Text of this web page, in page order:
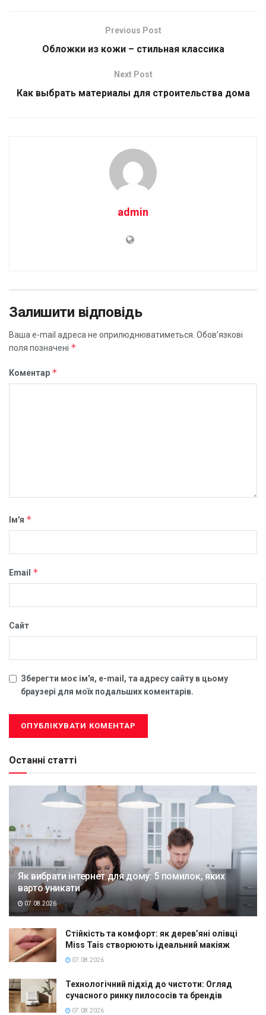
Previous Post
Обложки из кожи – стильная классика
Next Post
Как выбрать материалы для строительства дома
admin
Залишити відповідь
Ваша e-mail адреса не оприлюднюватиметься. Обов’язкові
поля позначені *
Коментар *
Ім'я *
Email *
Сайт
Зберегти моє ім'я, e-mail, та адресу сайту в цьому
браузері для моїх подальших коментарів.
Останні статті
Як вибрати інтернет для дому: 5 помилок, яких
варто уникати
07.08.2026
Стійкість та комфорт: як дерев’яні олівці
Miss Tais створюють ідеальний макіяж
07.08.2026
Технологічний підхід до чистоти: Огляд
сучасного ринку пилососів та брендів
07.08.2026